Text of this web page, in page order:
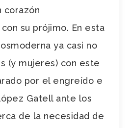
corazón
su prójimo. En esta
ya casi no
(y mujeres) con este
por el engreído e
Gatell ante los
de la necesidad de